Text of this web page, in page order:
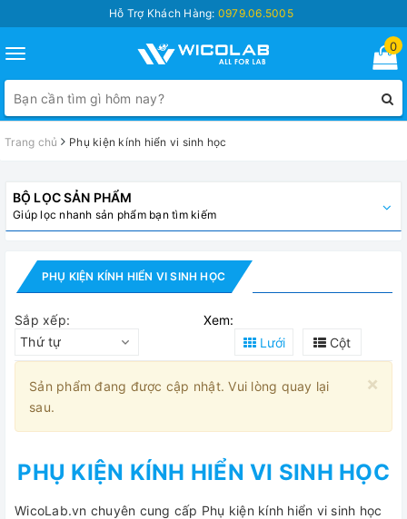
Hỗ Trợ Khách Hàng: 0979.06.5005
Toggle
navigation
0
Trang chủ Phụ kiện kính hiển vi sinh học
BỘ LỌC SẢN PHẨM
Giúp lọc nhanh sản phẩm bạn tìm kiếm
PHỤ KIỆN KÍNH HIỂN VI SINH HỌC
Sắp xếp:
Thứ tự
Xem:
Lưới
Cột
×
Sản phẩm đang được cập nhật. Vui lòng quay lại
sau.
PHỤ KIỆN KÍNH HIỂN VI SINH HỌC
WicoLab.vn chuyên cung cấp Phụ kiện kính hiển vi sinh học